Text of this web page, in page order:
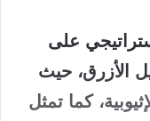
على
الأزرق، حيث
كما تمثل